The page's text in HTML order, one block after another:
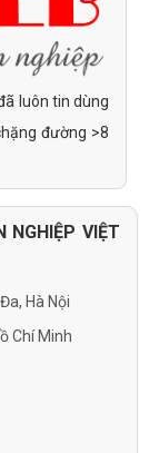
luôn tin dùng
đường >8
NGHIỆP VIỆT
Hà Nội
Chí Minh